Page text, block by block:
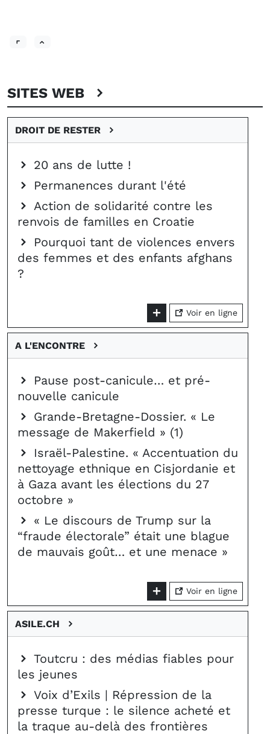
SITES WEB
DROIT DE RESTER
20 ans de lutte !
Permanences durant l'été
Action de solidarité contre les
renvois de familles en Croatie
Pourquoi tant de violences envers
des femmes et des enfants afghans
?
Voir en ligne
A L'ENCONTRE
Pause post-canicule… et pré-
nouvelle canicule
Grande-Bretagne-Dossier. « Le
message de Makerfield » (1)
Israël-Palestine. « Accentuation du
nettoyage ethnique en Cisjordanie et
à Gaza avant les élections du 27
octobre »
« Le discours de Trump sur la
“fraude électorale” était une blague
de mauvais goût… et une menace »
Voir en ligne
ASILE.CH
Toutcru : des médias fiables pour
les jeunes
Voix d’Exils | Répression de la
presse turque : le silence acheté et
la traque au-delà des frontières